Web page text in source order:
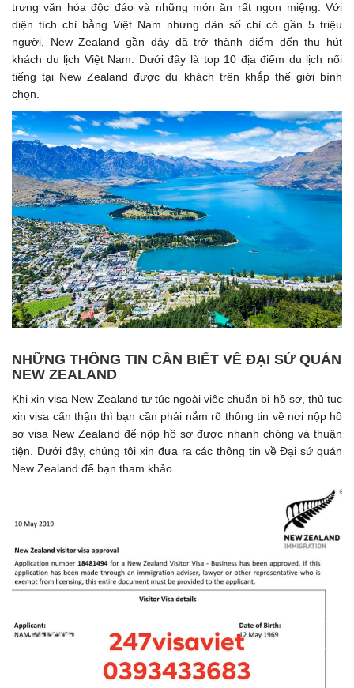
trưng văn hóa độc đáo và những món ăn rất ngon miệng. Với
diện tích chỉ bằng Việt Nam nhưng dân số chỉ có gần 5 triệu
người, New Zealand gần đây đã trở thành điểm đến thu hút
khách du lịch Việt Nam. Dưới đây là top 10 địa điểm du lịch nổi
tiếng tại New Zealand được du khách trên khắp thế giới bình
chọn.
NHỮNG THÔNG TIN CẦN BIẾT VỀ ĐẠI SỨ QUÁN
NEW ZEALAND
Khi xin visa New Zealand tự túc ngoài việc chuẩn bị hồ sơ, thủ tục
xin visa cẩn thận thì bạn cần phải nắm rõ thông tin về nơi nộp hồ
sơ visa New Zealand để nộp hồ sơ được nhanh chóng và thuận
tiện. Dưới đây, chúng tôi xin đưa ra các thông tin về Đại sứ quán
New Zealand để bạn tham khảo.